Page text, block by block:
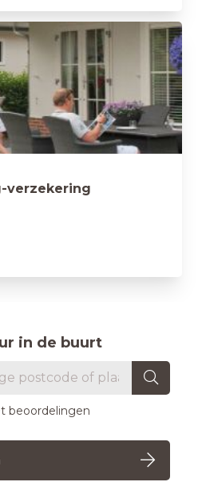
verzekering
in de buurt
beoordelingen